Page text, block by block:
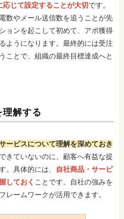
応じて設定することが大切です。
数やメール送信数を追うことが先
ョンを起こして初めて、アポ獲得
ようになります。最終的には受注
ことで、組織の最終目標達成へと
理解する
ービスについて理解を深めておき
きていないのに、顧客へ有益な提
。具体的には、
自社商品・サービ
しておく ことです。自社の強みを
レームワークが活用できます。